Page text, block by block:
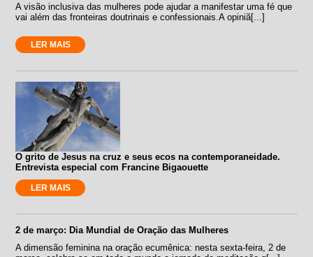
A visão inclusiva das mulheres pode ajudar a manifestar uma fé que
vai além das fronteiras doutrinais e confessionais.A opiniã[...]
LER MAIS
O grito de Jesus na cruz e seus ecos na contemporaneidade.
Entrevista especial com Francine Bigaouette
LER MAIS
2 de março: Dia Mundial de Oração das Mulheres
A dimensão feminina na oração ecumênica: nesta sexta-feira, 2 de